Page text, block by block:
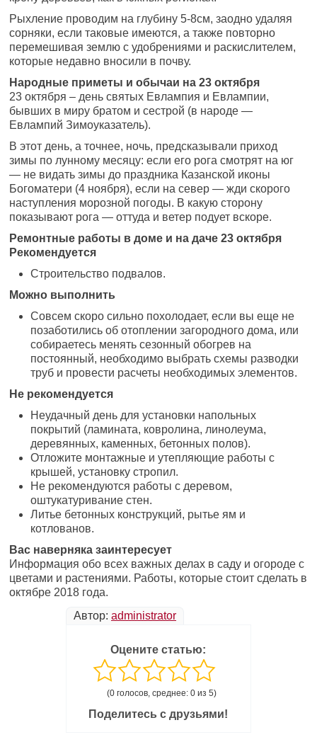
Рыхление проводим на глубину 5-8см, заодно удаляя
сорняки, если таковые имеются, а также повторно
перемешивая землю с удобрениями и раскислителем,
которые недавно вносили в почву.
Народные приметы и обычаи на 23 октября
23 октября – день святых Евлампия и Евлампии,
бывших в миру братом и сестрой (в народе —
Евлампий Зимоуказатель).
В этот день, а точнее, ночь, предсказывали приход
зимы по лунному месяцу: если его рога смотрят на юг
— не видать зимы до праздника Казанской иконы
Богоматери (4 ноября), если на север — жди скорого
наступления морозной погоды. В какую сторону
показывают рога — оттуда и ветер подует вскоре.
Ремонтные работы в доме и на даче 23 октября
Рекомендуется
Строительство подвалов.
Можно выполнить
Совсем скоро сильно похолодает, если вы еще не
позаботились об отоплении загородного дома, или
собираетесь менять сезонный обогрев на
постоянный, необходимо выбрать схемы разводки
труб и провести расчеты необходимых элементов.
Не рекомендуется
Неудачный день для установки напольных
покрытий (ламината, ковролина, линолеума,
деревянных, каменных, бетонных полов).
Отложите монтажные и утепляющие работы с
крышей, установку стропил.
Не рекомендуются работы с деревом,
оштукатуривание стен.
Литье бетонных конструкций, рытье ям и
котлованов.
Вас наверняка заинтересует
Информация обо всех важных делах в саду и огороде с
цветами и растениями. Работы, которые стоит сделать в
октябре 2018 года.
Автор: administrator
Оцените статью:
(0 голосов, среднее: 0 из 5)
Поделитесь с друзьями!